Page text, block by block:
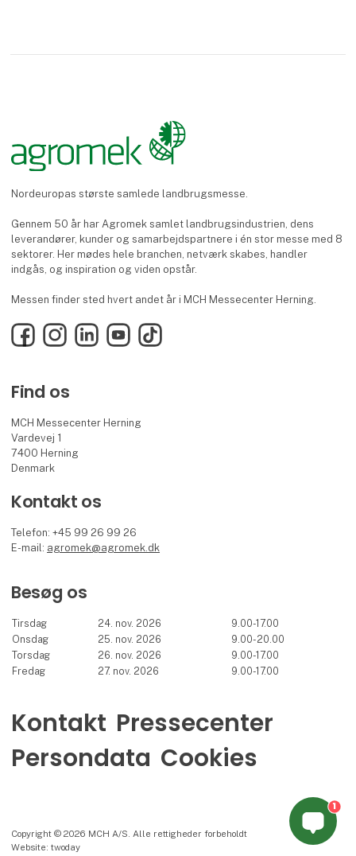
Nordeuropas største samlede landbrugsmesse.
Gennem 50 år har Agromek samlet landbrugsindustrien, dens
leverandører, kunder og samarbejdspartnere i én stor messe med 8
sektorer. Her mødes hele branchen, netværk skabes, handler
indgås, og inspiration og viden opstår.
Messen finder sted hvert andet år i MCH Messecenter Herning.
FacebookInstagramLinkedInYouTubeTikTok
Find os
MCH Messecenter Herning
Vardevej 1
7400 Herning
Denmark
Kontakt os
Telefon: +45 99 26 99 26
E-mail: agromek@agromek.dk
Besøg os
Tirsdag 24. nov. 2026
9.00-17.00
Onsdag
25. nov. 2026
9.00-20.00
Torsdag
26. nov. 2026
9.00-17.00
Fredag
27. nov. 2026 9.00-17.00
Kontakt Pressecenter
Persondata Cookies
Copyright © 2026 MCH A/S. Alle rettigheder forbeholdt
Website: twoday
1